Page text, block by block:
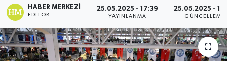
HABER MERKEZI
EDITÖR
25.05.2025 - 17:39
YAYINLANMA
25.05.2025 -
GÜNCELLEME